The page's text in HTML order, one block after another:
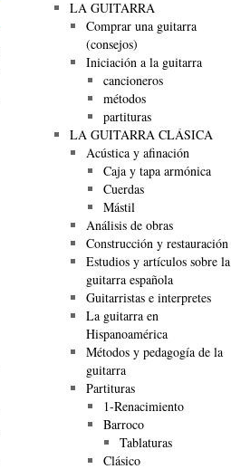
LA GUITARRA
Comprar una guitarra
(consejos)
Iniciación a la guitarra
cancioneros
métodos
partituras
LA GUITARRA CLÁSICA
Acústica y afinación
Caja y tapa armónica
Cuerdas
Mástil
Análisis de obras
Construcción y restauración
Estudios y artículos sobre la
guitarra española
Guitarristas e interpretes
La guitarra en
Hispanoamérica
Métodos y pedagogía de la
guitarra
Partituras
1-Renacimiento
Barroco
Tablaturas
Clásico